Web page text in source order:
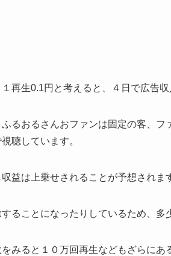
再生0.1円と考えると、４日で広告収
るおるさんおファンは固定の客、
聴しています。
益は上乗せされることが予想されま
ることになったりしているため、多
みると１０万回再生などもざらにあ